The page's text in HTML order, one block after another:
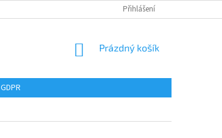
Přihlášení
NÁKUPNÍ
Prázdný košík
GDPR